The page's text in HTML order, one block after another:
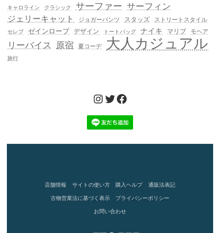
キャロライン クラシック サーファー サーフィン
ジェリーキャット
ジョガーパンツ スタッズ ストリートスタイル
セレブ ゼインローブ デザイン トートバッグ ナイキ マリブ モヘア
リーバイス 原宿 夏コーデ 大人カジュアル
旅行
Instagram
Twitter
Facebook
店舗情報 サイトの使い方 購入ヘルプ 通販法表記
古物営業法に基づく表示 プライバシーポリシー
お問い合わせ